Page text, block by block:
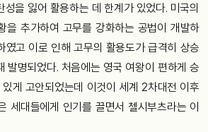
성을 잃어 활용하는 데 한계가 있었다. 미국의
을 추가하여 고무를 강화하는 공법이 개발하
였고 이로 인해 고무의 활용도가 급격히 상승
발명되었다. 처음에는 영국 여왕이 편하게 승
게 고안되었는데 이것이 세계 2차대전 이후
세대들에게 인기를 끌면서 첼시부츠라는 이